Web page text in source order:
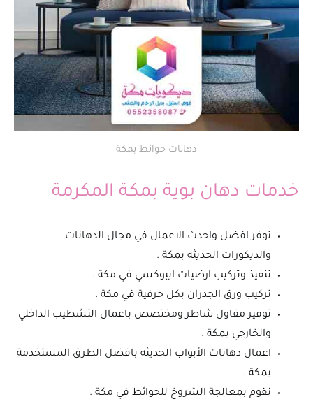
دهانات حوائط بمكة
خدمات دهان بوية بمكة المكرمة
توفر افضل واحدث الاعمال في مجال الدهانات
والديكورات الحديثه بمكة .
تنفيذ وتركيب ارضيات ايبوكسي في مكة .
تركيب ورق الجدران بكل حرفية في مكة .
توفير مقاول شاطر ومختصص باعمال التشطيب الداخلي
والخارجي بمكة .
اعمال دهانات الأبواب الحديثه بافضل الطرق المستخدمة
بمكة .
نقوم بمعالجة الشروخ للحوائط في مكة .